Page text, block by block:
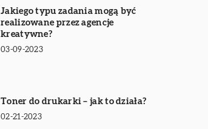
Jakiego typu zadania mogą być
realizowane przez agencje
kreatywne?
03-09-2023
Toner do drukarki – jak to działa?
02-21-2023